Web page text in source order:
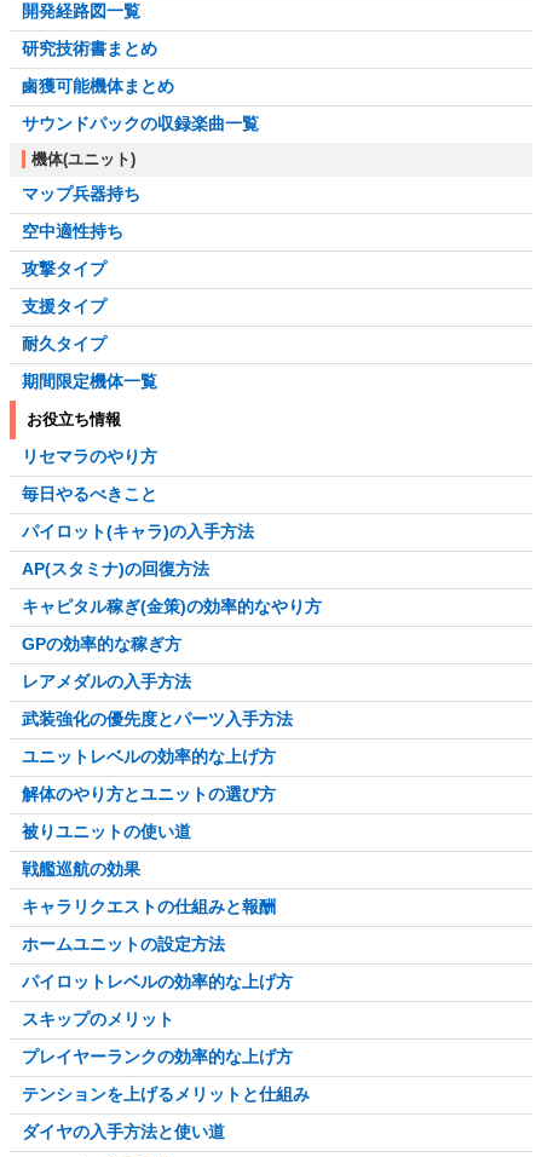
開発経路図一覧
研究技術書まとめ
鹵獲可能機体まとめ
サウンドパックの収録楽曲一覧
機体(ユニット)
マップ兵器持ち
空中適性持ち
攻撃タイプ
支援タイプ
耐久タイプ
期間限定機体一覧
お役立ち情報
リセマラのやり方
毎日やるべきこと
パイロット(キャラ)の入手方法
AP(スタミナ)の回復方法
キャピタル稼ぎ(金策)の効率的なやり方
GPの効率的な稼ぎ方
レアメダルの入手方法
武装強化の優先度とパーツ入手方法
ユニットレベルの効率的な上げ方
解体のやり方とユニットの選び方
被りユニットの使い道
戦艦巡航の効果
キャラリクエストの仕組みと報酬
ホームユニットの設定方法
パイロットレベルの効率的な上げ方
スキップのメリット
プレイヤーランクの効率的な上げ方
テンションを上げるメリットと仕組み
ダイヤの入手方法と使い道